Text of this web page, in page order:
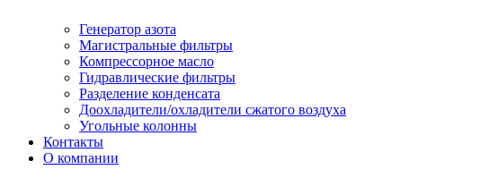
Генератор азота
Магистральные фильтры
Компрессорное масло
Гидравлические фильтры
Разделение конденсата
Доохладители/охладители сжатого воздуха
Угольные колонны
Контакты
О компании